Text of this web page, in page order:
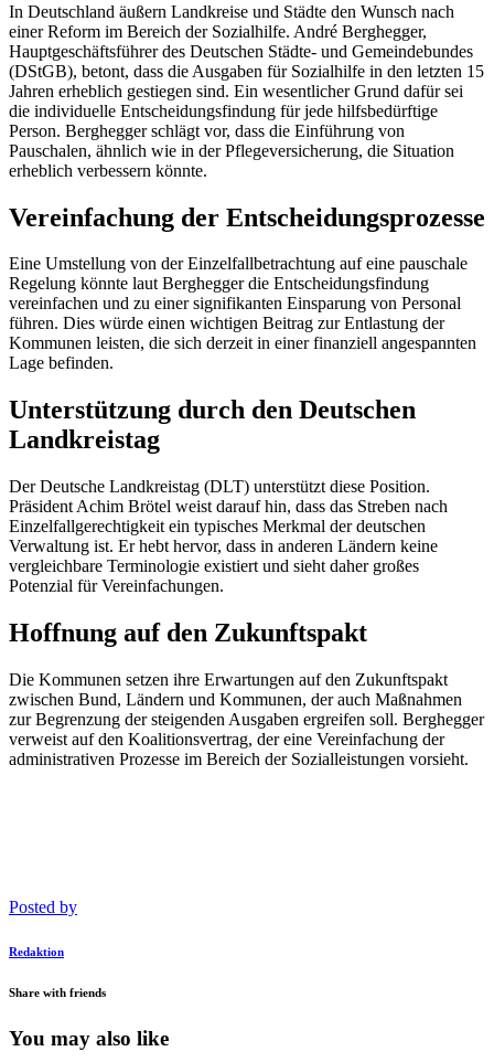
In Deutschland äußern Landkreise und Städte den Wunsch nach
einer Reform im Bereich der Sozialhilfe. André Berghegger,
Hauptgeschäftsführer des Deutschen Städte- und Gemeindebundes
(DStGB), betont, dass die Ausgaben für Sozialhilfe in den letzten 15
Jahren erheblich gestiegen sind. Ein wesentlicher Grund dafür sei
die individuelle Entscheidungsfindung für jede hilfsbedürftige
Person. Berghegger schlägt vor, dass die Einführung von
Pauschalen, ähnlich wie in der Pflegeversicherung, die Situation
erheblich verbessern könnte.
Vereinfachung der Entscheidungsprozesse
Eine Umstellung von der Einzelfallbetrachtung auf eine pauschale
Regelung könnte laut Berghegger die Entscheidungsfindung
vereinfachen und zu einer signifikanten Einsparung von Personal
führen. Dies würde einen wichtigen Beitrag zur Entlastung der
Kommunen leisten, die sich derzeit in einer finanziell angespannten
Lage befinden.
Unterstützung durch den Deutschen
Landkreistag
Der Deutsche Landkreistag (DLT) unterstützt diese Position.
Präsident Achim Brötel weist darauf hin, dass das Streben nach
Einzelfallgerechtigkeit ein typisches Merkmal der deutschen
Verwaltung ist. Er hebt hervor, dass in anderen Ländern keine
vergleichbare Terminologie existiert und sieht daher großes
Potenzial für Vereinfachungen.
Hoffnung auf den Zukunftspakt
Die Kommunen setzen ihre Erwartungen auf den Zukunftspakt
zwischen Bund, Ländern und Kommunen, der auch Maßnahmen
zur Begrenzung der steigenden Ausgaben ergreifen soll. Berghegger
verweist auf den Koalitionsvertrag, der eine Vereinfachung der
administrativen Prozesse im Bereich der Sozialleistungen vorsieht.
Posted by
Redaktion
Share with friends
You may also like